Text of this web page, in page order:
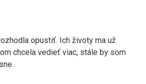
opustiť. Ich životy ma už
chcela vedieť viac, stále by som